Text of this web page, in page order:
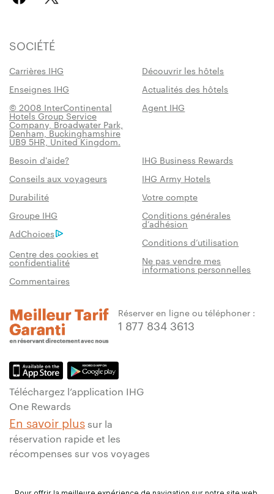
SOCIÉTÉ
Carrières IHG
Découvrir les hôtels
Enseignes IHG
Actualités des hôtels
© 2008 InterContinental
Hotels Group Service
Company, Broadwater Park,
Denham, Buckinghamshire
UB9 5HR, United Kingdom.
Agent IHG
Besoin d'aide?
IHG Business Rewards
Conseils aux voyageurs
IHG Army Hotels
Durabilité
Votre compte
Groupe IHG
Conditions générales
d’adhésion
AdChoices
Conditions d’utilisation
Centre des cookies et
confidentialité Ne pas vendre mes
informations personnelles
Commentaires
Réserver en ligne ou téléphoner :
1 877 834 3613
Téléchargez l’application IHG
One Rewards
En savoir plus sur la
réservation rapide et les
récompenses sur vos voyages